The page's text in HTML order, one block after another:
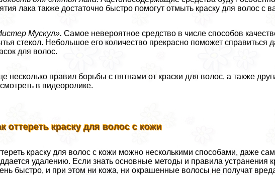
лака также достаточно быстро помогут отмыть краску для волос с
Мускул». Самое невероятное средство в числе способов
стекол. Небольшое его количество прекрасно поможет справиться
для волос.
несколько правил борьбы с пятнами от краски для волос, а также
в видеоролике.
оттереть краску для волос с кожи
краску для волос с кожи можно несколькими способами, даже
удалению. Если знать основные методы и правила устранения
быстро, и при этом ни кожа, ни окрашенные волосы не получат